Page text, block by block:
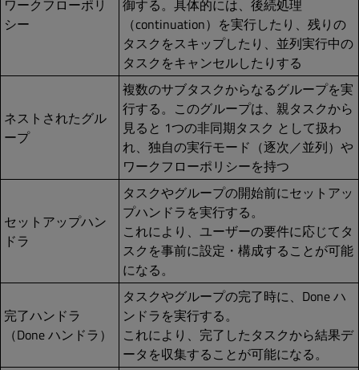
ワークフローポリ
シー
御する。具体的には、後続処理
（continuation）を実行したり、残りの
タスクをスキップしたり、並列実行中の
タスクをキャンセルしたりする
ネストされたグル
ープ
複数のサブタスクからなるグループを実
行する。このグループは、親タスクから
見ると 1つの非同期タスク として扱わ
れ、独自の実行モード（逐次／並列）や
ワークフローポリシーを持つ
セットアップハン
ドラ
タスクやグループの開始前にセットアッ
プハンドラを実行する。
これにより、ユーザーの要件に応じてタ
スクを事前に設定・構成することが可能
になる。
完了ハンドラ
（Done ハンドラ）
タスクやグループの完了時に、Done ハ
ンドラを実行する。
これにより、完了したタスクから結果デ
ータを収集することが可能になる。